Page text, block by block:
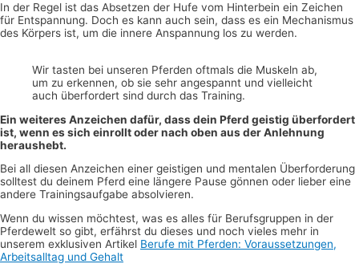
In der Regel ist das Absetzen der Hufe vom Hinterbein ein Zeichen
für Entspannung. Doch es kann auch sein, dass es ein Mechanismus
des Körpers ist, um die innere Anspannung los zu werden.
Wir tasten bei unseren Pferden oftmals die Muskeln ab,
um zu erkennen, ob sie sehr angespannt und vielleicht
auch überfordert sind durch das Training.
Ein weiteres Anzeichen dafür, dass dein Pferd geistig überfordert
ist, wenn es sich einrollt oder nach oben aus der Anlehnung
heraushebt.
Bei all diesen Anzeichen einer geistigen und mentalen Überforderung
solltest du deinem Pferd eine längere Pause gönnen oder lieber eine
andere Trainingsaufgabe absolvieren.
Wenn du wissen möchtest, was es alles für Berufsgruppen in der
Pferdewelt so gibt, erfährst du dieses und noch vieles mehr in
unserem exklusiven Artikel Berufe mit Pferden: Voraussetzungen,
Arbeitsalltag und Gehalt